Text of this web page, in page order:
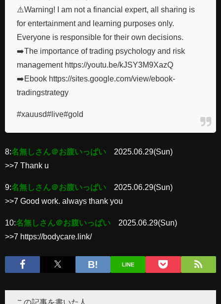
⚠️Warning! I am not a financial expert, all sharing is
for entertainment and learning purposes only.
Everyone is responsible for their own decisions.
➡️The importance of trading psychology and risk
management https://youtu.be/kJSY3M9XazQ
➡️Ebook https://sites.google.com/view/ebook-
tradingstrategy
#xauusd#live#gold
8:名無しさん＠お腹いっぱい
2025.06.29(Sun)
>>7 Thank u
9:名無しさん＠お腹いっぱい
2025.06.29(Sun)
>>7 Good work. always thank you
10:名無しさん＠お腹いっぱい
2025.06.29(Sun)
>>7 https://bodycare.link/
LINE
この記事を書いた人